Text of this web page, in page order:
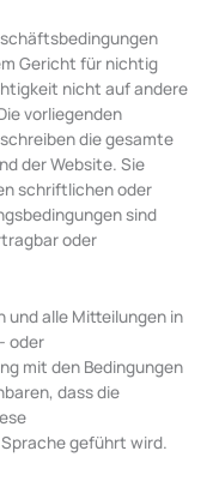
Gericht für nichtig
nicht auf andere
vorliegenden
die gesamte
der Website. Sie
schriftlichen oder
sind
oder
und alle Mitteilungen in
oder
mit den Bedingungen
dass die
geführt wird.